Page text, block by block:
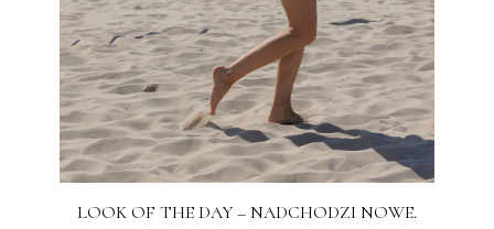
LOOK OF THE DAY – NADCHODZI NOWE.